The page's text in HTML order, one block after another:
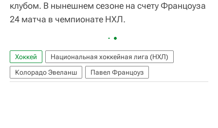
клубом. В нынешнем сезоне на счету Францоуза
24 матча в чемпионате НХЛ.
Хоккей
Национальная хоккейная лига (НХЛ)
Колорадо Эвеланш
Павел Францоуз